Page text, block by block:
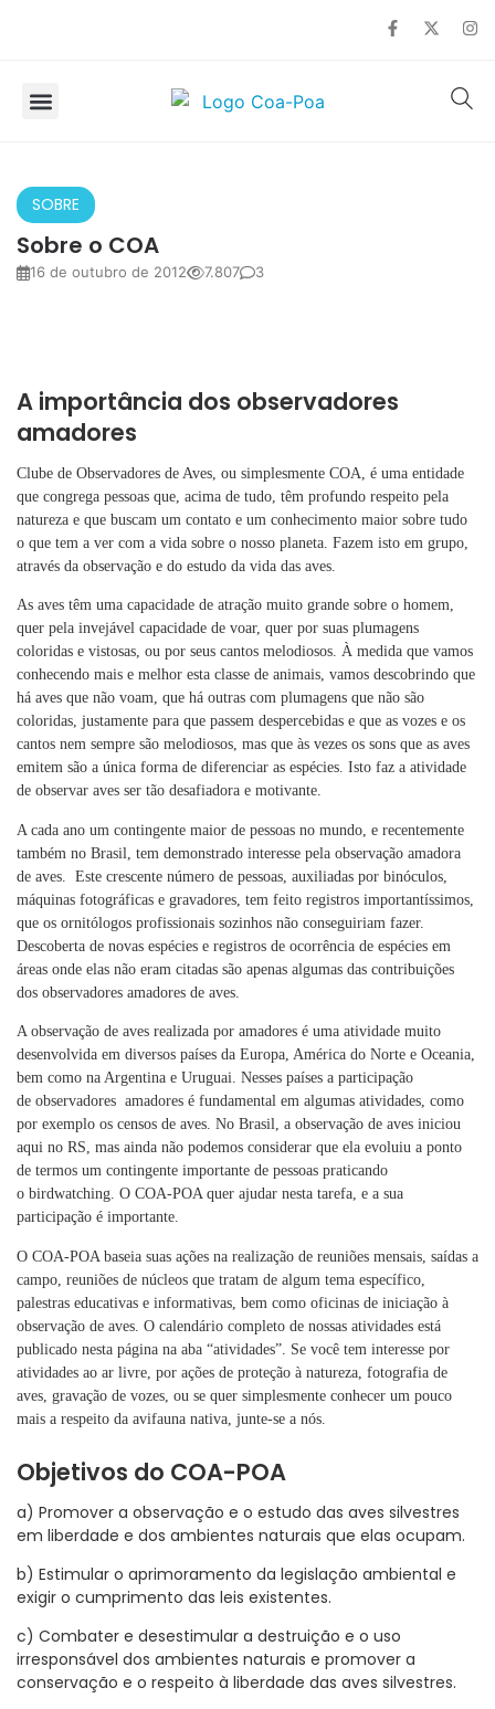
SOBRE
Sobre o COA
16 de outubro de 2012 7.807 3
A importância dos observadores
amadores
Clube de Observadores de Aves, ou simplesmente COA, é uma entidade
que congrega pessoas que, acima de tudo, têm profundo respeito pela
natureza e que buscam um contato e um conhecimento maior sobre tudo
o que tem a ver com a vida sobre o nosso planeta. Fazem isto em grupo,
através da observação e do estudo da vida das aves.
As aves têm uma capacidade de atração muito grande sobre o homem,
quer pela invejável capacidade de voar, quer por suas plumagens
coloridas e vistosas, ou por seus cantos melodiosos. À medida que vamos
conhecendo mais e melhor esta classe de animais, vamos descobrindo que
há aves que não voam, que há outras com plumagens que não são
coloridas, justamente para que passem despercebidas e que as vozes e os
cantos nem sempre são melodiosos, mas que às vezes os sons que as aves
emitem são a única forma de diferenciar as espécies. Isto faz a atividade
de observar aves ser tão desafiadora e motivante.
A cada ano um contingente maior de pessoas no mundo, e recentemente
também no Brasil, tem demonstrado interesse pela observação amadora
de aves. Este crescente número de pessoas, auxiliadas por binóculos,
máquinas fotográficas e gravadores, tem feito registros importantíssimos,
que os ornitólogos profissionais sozinhos não conseguiriam fazer.
Descoberta de novas espécies e registros de ocorrência de espécies em
áreas onde elas não eram citadas são apenas algumas das contribuições
dos observadores amadores de aves.
A observação de aves realizada por amadores é uma atividade muito
desenvolvida em diversos países da Europa, América do Norte e Oceania,
bem como na Argentina e Uruguai. Nesses países a participação
de observadores amadores é fundamental em algumas atividades, como
por exemplo os censos de aves. No Brasil, a observação de aves iniciou
aqui no RS, mas ainda não podemos considerar que ela evoluiu a ponto
de termos um contingente importante de pessoas praticando
o birdwatching. O COA-POA quer ajudar nesta tarefa, e a sua
participação é importante.
O COA-POA baseia suas ações na realização de reuniões mensais, saídas a
campo, reuniões de núcleos que tratam de algum tema específico,
palestras educativas e informativas, bem como oficinas de iniciação à
observação de aves. O calendário completo de nossas atividades está
publicado nesta página na aba “atividades”. Se você tem interesse por
atividades ao ar livre, por ações de proteção à natureza, fotografia de
aves, gravação de vozes, ou se quer simplesmente conhecer um pouco
mais a respeito da avifauna nativa, junte-se a nós.
Objetivos do COA-POA
a) Promover a observação e o estudo das aves silvestres
em liberdade e dos ambientes naturais que elas ocupam.
b) Estimular o aprimoramento da legislação ambiental e
exigir o cumprimento das leis existentes.
c) Combater e desestimular a destruição e o uso
irresponsável dos ambientes naturais e promover a
conservação e o respeito à liberdade das aves silvestres.